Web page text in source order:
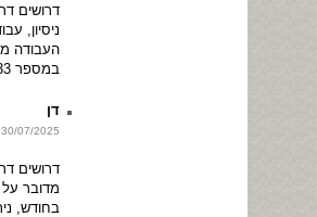
דרושים
ניסיון,
העבודה
במספר 055-9918933, או באימייל htofashion2022@
דן
30/07/2025 18:48:54
דרושים
בחודש,